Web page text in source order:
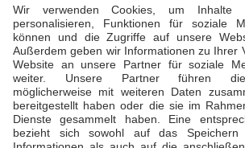
Ansprechpartner
Daniela Büdenbender,
T +49 173 5941929